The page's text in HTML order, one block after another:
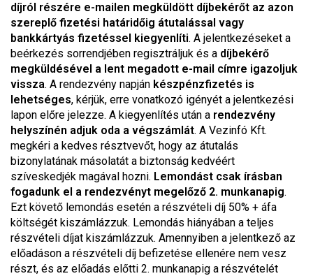
díjról részére e-mailen megküldött díjbekérőt az azon
szereplő fizetési határidőig átutalással vagy
bankkártyás fizetéssel kiegyenlíti. A jelentkezéseket a
beérkezés sorrendjében regisztráljuk és a díjbekérő
megküldésével a lent megadott e-mail címre igazoljuk
vissza. A rendezvény napján készpénzfizetés is
lehetséges, kérjük, erre vonatkozó igényét a jelentkezési
lapon előre jelezze. A kiegyenlítés után a rendezvény
helyszínén adjuk oda a végszámlát. A Vezinfó Kft.
megkéri a kedves résztvevőt, hogy az átutalás
bizonylatának másolatát a biztonság kedvéért
szíveskedjék magával hozni. Lemondást csak írásban
fogadunk el a rendezvényt megelőző 2. munkanapig.
Ezt követő lemondás esetén a részvételi díj 50% + áfa
költségét kiszámlázzuk. Lemondás hiányában a teljes
részvételi díjat kiszámlázzuk. Amennyiben a jelentkező az
előadáson a részvételi díj befizetése ellenére nem vesz
részt, és az előadás előtti 2. munkanapig a részvételét